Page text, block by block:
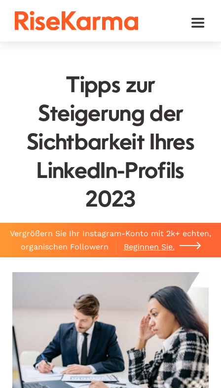
Toggle
Youtube
Twitter (𝕏)
Andere
Tipps zur
Steigerung der
Sichtbarkeit Ihres
LinkedIn-Profils
2023
Vergrößern Sie Ihr Instagram-Konto mit 2k+ echten,
organischen Followern
Beginnen Sie.